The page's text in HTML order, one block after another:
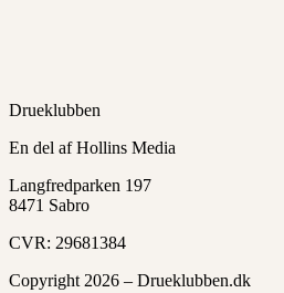
Drueklubben
En del af Hollins Media
Langfredparken 197
8471 Sabro
CVR: 29681384
Copyright 2026 – Drueklubben.dk